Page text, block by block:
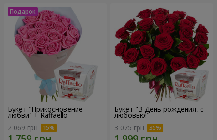
Букет "Прикосновение
любви" + Raffaello
2 069 грн
Букет "В День рождения, с
любовью!"
3 075 грн